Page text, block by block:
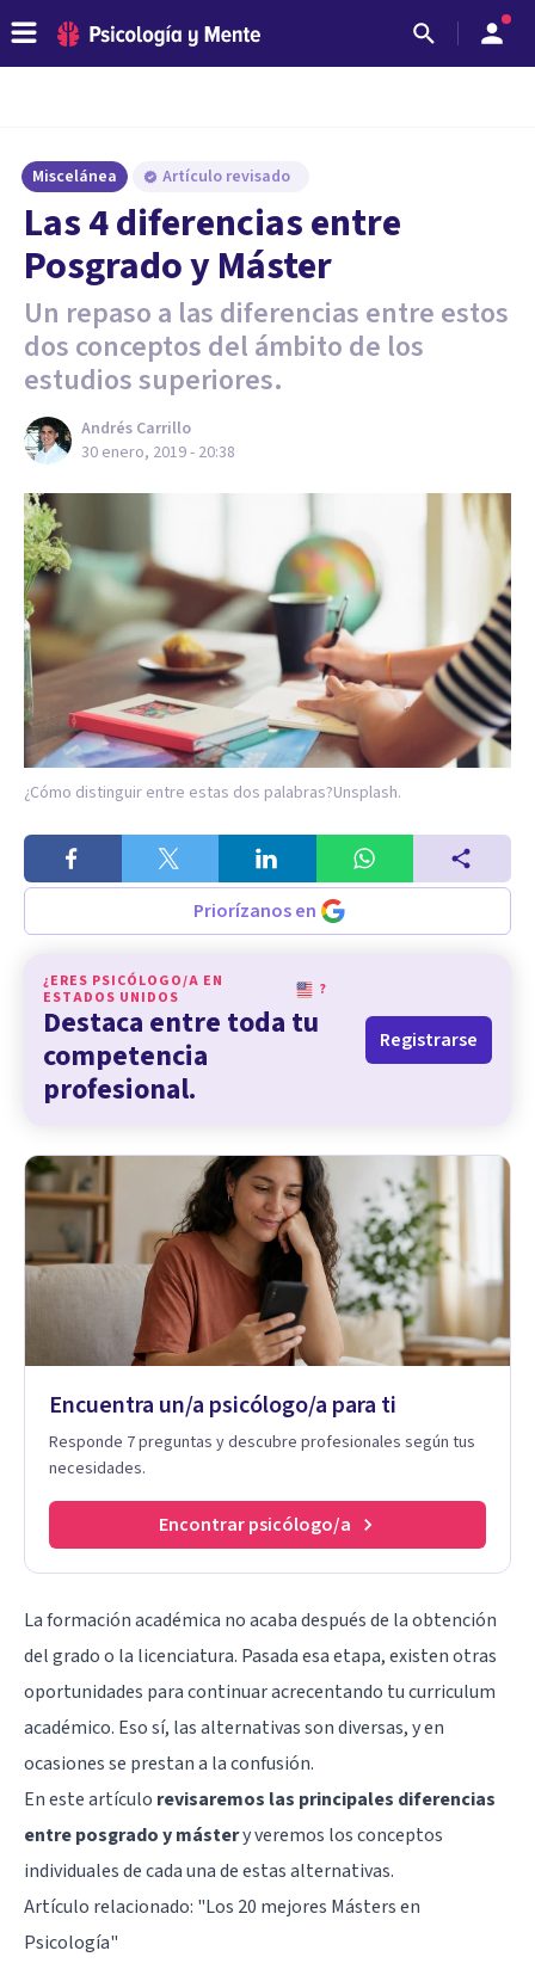
Miscelánea Artículo revisado
Las 4 diferencias entre
Posgrado y Máster
Un repaso a las diferencias entre estos
dos conceptos del ámbito de los
estudios superiores.
Andrés Carrillo
30 enero, 2019 - 20:38
¿Cómo distinguir entre estas dos palabras?Unsplash.
Priorízanos en
¿ERES PSICÓLOGO/A EN
ESTADOS UNIDOS
?
Destaca entre toda tu
competencia
profesional.
Registrarse
Encuentra un/a psicólogo/a para ti
Responde 7 preguntas y descubre profesionales según tus
necesidades.
Encontrar psicólogo/a
La formación académica no acaba después de la obtención
del grado o la licenciatura. Pasada esa etapa, existen otras
oportunidades para continuar acrecentando tu curriculum
académico. Eso sí, las alternativas son diversas, y en
ocasiones se prestan a la confusión.
En este artículo revisaremos las principales diferencias
entre posgrado y mástery veremos los conceptos
individuales de cada una de estas alternativas.
Artículo relacionado: "Los 20 mejores Másters en
Psicología"